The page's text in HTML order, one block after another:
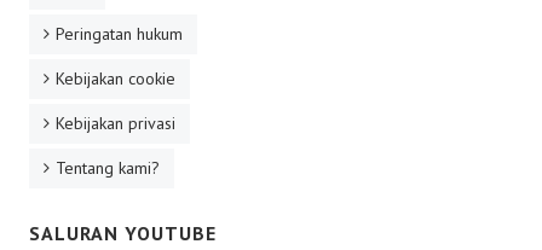
Peringatan hukum
Kebijakan cookie
Kebijakan privasi
Tentang kami?
SALURAN YOUTUBE